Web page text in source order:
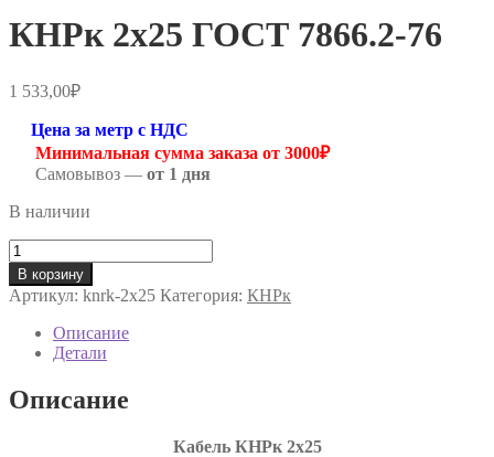
КНРк 2х25 ГОСТ 7866.2-76
1 533,00₽
Цена за метр с НДС
Минимальная сумма заказа от 3000₽
Самовывоз — от 1 дня
В наличии
Количество
товара
КНРк
2х25
ГОСТ
7866.2-
В корзину
Артикул: knrk-2х25 Категория: КНРк
Описание
Детали
Описание
Кабель КНРк 2х25